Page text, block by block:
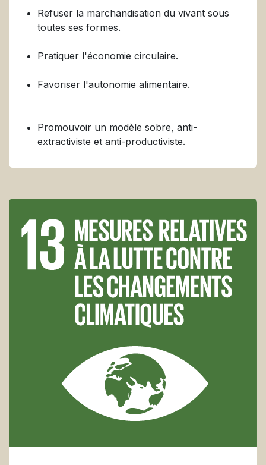
Refuser la marchandisation du vivant sous
toutes ses formes.
Pratiquer l'économie circulaire.
Favoriser l'autonomie alimentaire.
Promouvoir un modèle sobre, anti-
extractiviste et anti-productiviste.